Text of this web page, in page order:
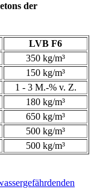
der
LVB F6
350 kg/m³
150 kg/m³
1 - 3 M.-% v. Z.
180 kg/m³
650 kg/m³
500 kg/m³
500 kg/m³